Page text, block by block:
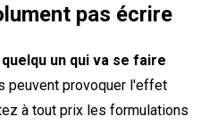
pas écrire
un qui va se faire
peuvent provoquer l'effet
à tout prix les formulations